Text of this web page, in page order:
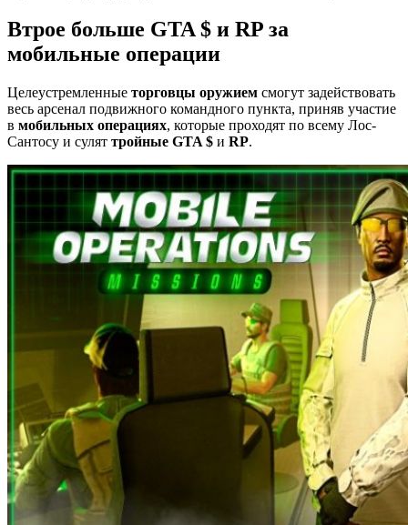
Втрое больше GTA $ и RP за
мобильные операции
Целеустремленные торговцы оружием смогут задействовать
весь арсенал подвижного командного пункта, приняв участие
в мобильных операциях, которые проходят по всему Лос-
Сантосу и сулят тройные GTA $ и RP.